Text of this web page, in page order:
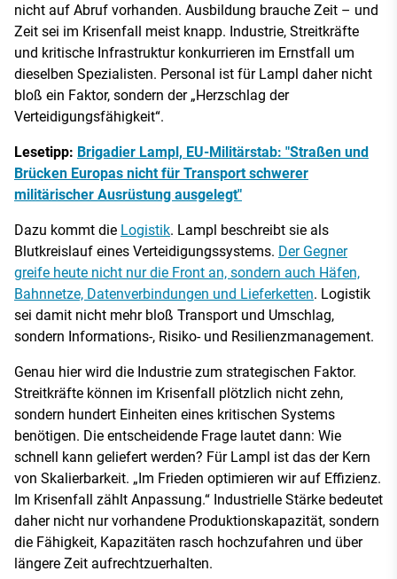
nicht auf Abruf vorhanden. Ausbildung brauche Zeit – und
Zeit sei im Krisenfall meist knapp. Industrie, Streitkräfte
und kritische Infrastruktur konkurrieren im Ernstfall um
dieselben Spezialisten. Personal ist für Lampl daher nicht
bloß ein Faktor, sondern der „Herzschlag der
Verteidigungsfähigkeit“.
Lesetipp: Brigadier Lampl, EU-Militärstab: "Straßen und
Brücken Europas nicht für Transport schwerer
militärischer Ausrüstung ausgelegt"
Dazu kommt die Logistik. Lampl beschreibt sie als
Blutkreislauf eines Verteidigungssystems. Der Gegner
greife heute nicht nur die Front an, sondern auch Häfen,
Bahnnetze, Datenverbindungen und Lieferketten. Logistik
sei damit nicht mehr bloß Transport und Umschlag,
sondern Informations-, Risiko- und Resilienzmanagement.
Genau hier wird die Industrie zum strategischen Faktor.
Streitkräfte können im Krisenfall plötzlich nicht zehn,
sondern hundert Einheiten eines kritischen Systems
benötigen. Die entscheidende Frage lautet dann: Wie
schnell kann geliefert werden? Für Lampl ist das der Kern
von Skalierbarkeit. „Im Frieden optimieren wir auf Effizienz.
Im Krisenfall zählt Anpassung.“ Industrielle Stärke bedeutet
daher nicht nur vorhandene Produktionskapazität, sondern
die Fähigkeit, Kapazitäten rasch hochzufahren und über
längere Zeit aufrechtzuerhalten.